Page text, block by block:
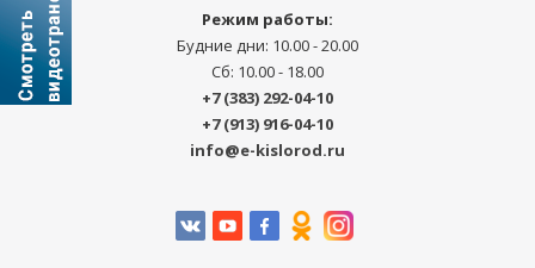
Режим работы:
Будние дни: 10.00 - 20.00
Сб: 10.00 - 18.00
+7 (383) 292-04-10
+7 (913) 916-04-10
info@e-kislorod.ru